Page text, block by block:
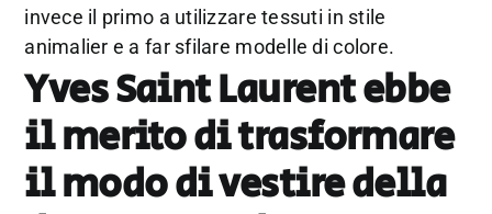
invece il primo a utilizzare tessuti in stile
animalier e a far sfilare modelle di colore.
Yves Saint Laurent ebbe
il merito di trasformare
il modo di vestire della